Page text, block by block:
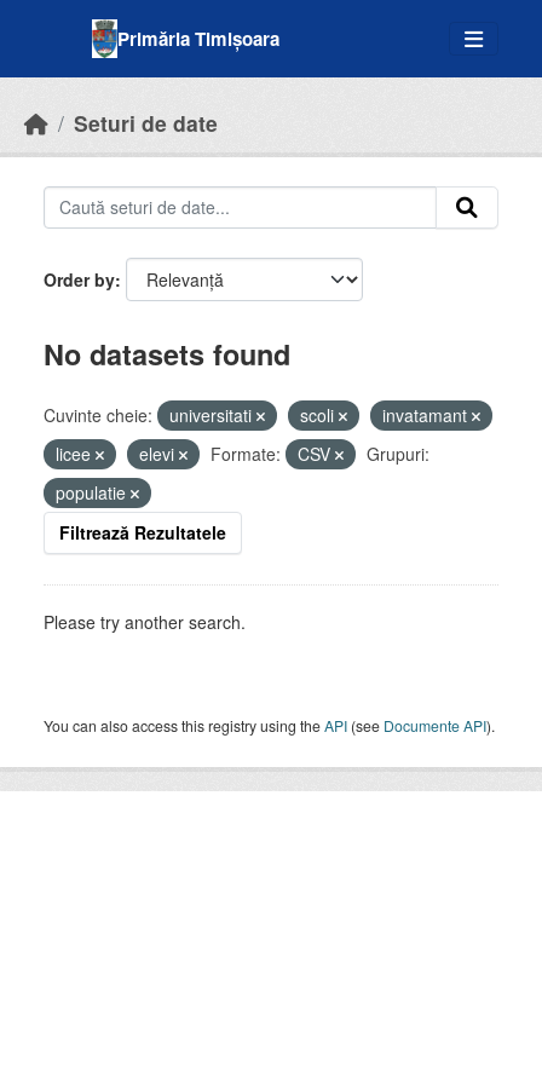
Primăria Timișoara
Seturi de date
Order by
No datasets found
Cuvinte cheie: universitati scoli
invatamant
licee
elevi Formate: CSV
Grupuri:
populatie
Filtrează Rezultatele
Please try another search.
You can also access this registry using theAPI (see Documente API).